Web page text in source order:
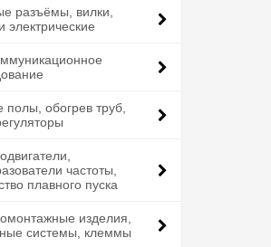
разъёмы, вилки,
электрические
полы, обогрев труб,
частоты,
плавного пуска
изделия,
системы, клеммы